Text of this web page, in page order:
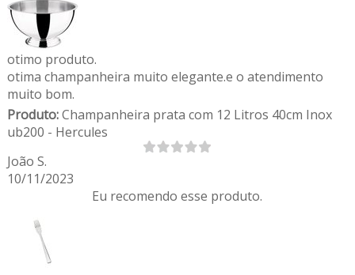
otimo produto.
otima champanheira muito elegante.e o atendimento
muito bom.
Produto:Champanheira prata com 12 Litros 40cm Inox
ub200 - Hercules
João S.
10/11/2023
Eu recomendo esse produto.